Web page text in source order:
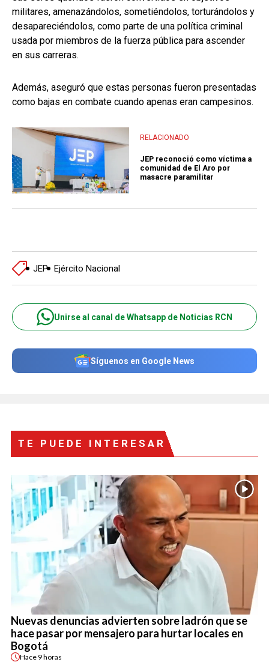
militares, amenazándolos, sometiéndolos, torturándolos y
desapareciéndolos, como parte de una política criminal
usada por miembros de la fuerza pública para ascender
en sus carreras.
Además, aseguró que estas personas fueron presentadas
como bajas en combate cuando apenas eran campesinos.
RELACIONADO
JEP reconoció como víctima a
comunidad de El Aro por
masacre paramilitar
JEP Ejército Nacional
Unirse al canal de Whatsapp de Noticias RCN
Síguenos en Google News
TE PUEDE INTERESAR
Nuevas denuncias advierten sobre ladrón que se
hace pasar por mensajero para hurtar locales en
Bogotá
Hace 9 horas